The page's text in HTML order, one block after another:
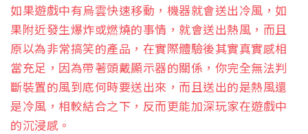
如果遊戲中有烏雲快速移動，機器就會送出冷風，如
果附近發生爆炸或燃燒的事情，就會送出熱風，而且
原以為非常搞笑的產品，在實際體驗後其實真實感相
當充足，因為帶著頭戴顯示器的關係，你完全無法判
斷裝置的風到底何時要送出來，而且送出的是熱風還
是冷風，相較結合之下，反而更能加深玩家在遊戲中
的沉浸感。